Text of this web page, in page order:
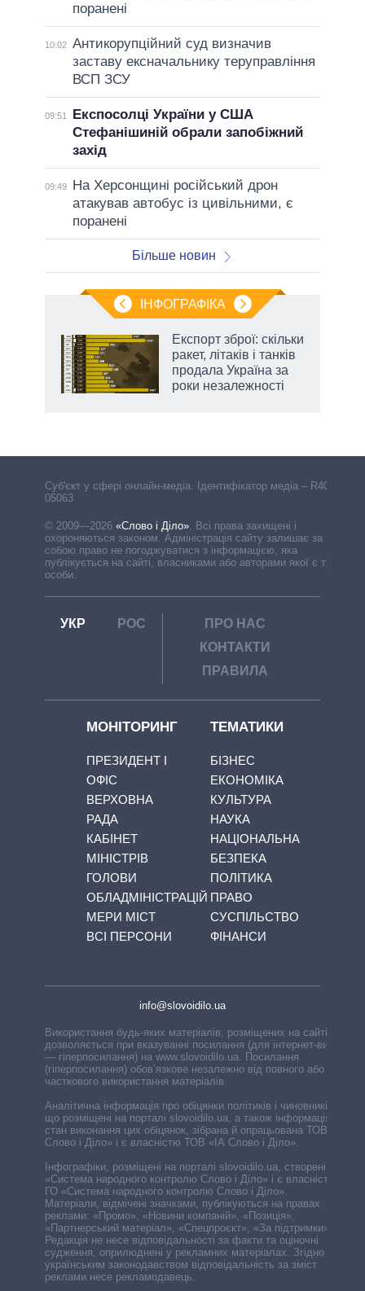
поранені
10:02 Антикорупційний суд визначив
заставу ексначальнику теруправління
ВСП ЗСУ
09:51
Експосолці України у США
Стефанішиній обрали запобіжний
захід
09:49
На Херсонщині російський дрон
атакував автобус із цивільними, є
поранені
Більше новин
ІНФОГРАФІКА
Експорт зброї: скільки
ракет, літаків і танків
продала Україна за
роки незалежності
Cуб'єкт у сфері онлайн-медіа. Ідентифікатор медіа – R40-
05063
© 2009—2026 «Слово і Діло». Всі права захищені і
охороняються законом. Адміністрація сайту залишає за
собою право не погоджуватися з інформацією, яка
публікується на сайті, власниками або авторами якої є треті
особи.
УКР РОС
ПРО НАС
КОНТАКТИ
ПРАВИЛА
МОНІТОРИНГ
ПРЕЗИДЕНТ І
ОФІС
ВЕРХОВНА
РАДА
КАБІНЕТ
МІНІСТРІВ
ГОЛОВИ
ОБЛАДМІНІСТРАЦІЙ
МЕРИ МІСТ
ВСІ ПЕРСОНИ
ТЕМАТИКИ
БІЗНЕС
ЕКОНОМІКА
КУЛЬТУРА
НАУКА
НАЦІОНАЛЬНА
БЕЗПЕКА
ПОЛІТИКА
ПРАВО
СУСПІЛЬСТВО
ФІНАНСИ
info@slovoidilo.ua
Використання будь-яких матеріалів, розміщених на сайті,
дозволяється при вказуванні посилання (для інтернет-видань
— гіперпосилання) на www.slovoidilo.ua. Посилання
(гіперпосилання) обов’язкове незалежно від повного або
часткового використання матеріалів.
Аналітична інформація про обіцянки політиків і чиновників,
що розміщені на порталі slovoidilo.ua, а також інформація про
стан виконання цих обіцянок, зібрана й опрацьована ТОВ «ІА
Слово і Діло» і є власністю ТОВ «ІА Слово і Діло».
Інфографіки, розміщені на порталі slovoidilo.ua, створені ГО
«Система народного контролю Слово і Діло» і є власністю
ГО «Система народного контролю Слово і Діло».
Матеріали, відмічені значками, публікуються на правах
реклами: «Промо», «Новини компаній», «Позиція»,
«Партнерський матеріал», «Спецпроєкт», «За підтримки».
Редакція не несе відповідальності за факти та оціночні
судження, оприлюднені у рекламних матеріалах. Згідно з
українським законодавством відповідальність за зміст
реклами несе рекламодавець.